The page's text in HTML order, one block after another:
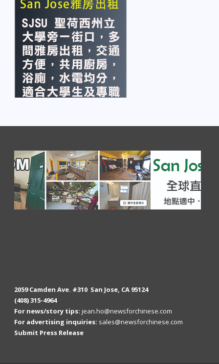
2059 Camden Ave. #310 San Jose, CA 95124
(408) 315-4964
For news/story tips: jean.ho@newsforchinese.com
For advertising inquiries: sales@newsforchinese.com
Submit Press Release